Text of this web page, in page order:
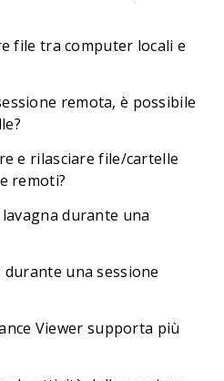
file tra computer locali e
remota, è possibile
e rilasciare file/cartelle
remoti?
durante una
una sessione
Viewer supporta più